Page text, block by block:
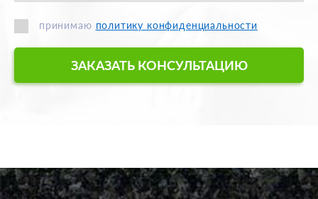
принимаю политику конфиденциальности
ЗАКАЗАТЬ КОНСУЛЬТАЦИЮ